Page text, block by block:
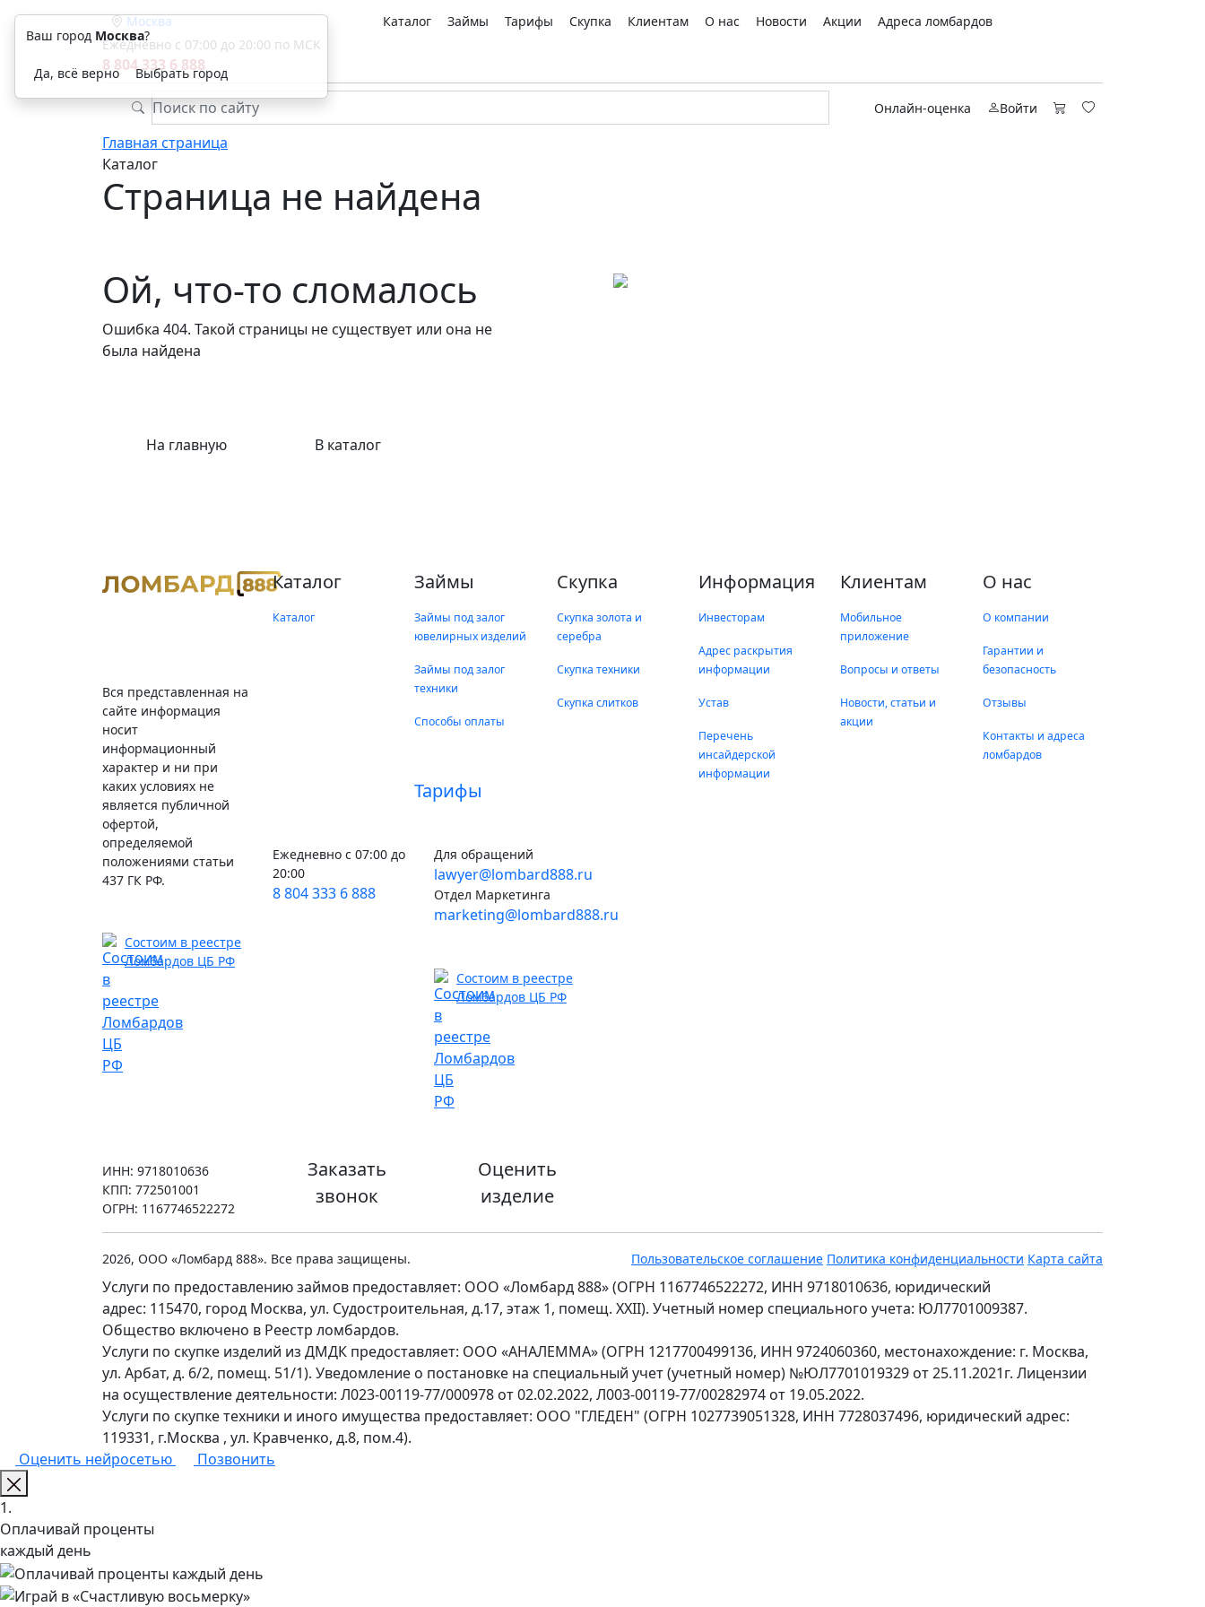
Москва Каталог Займы Тарифы Скупка Клиентам О нас Новости Акции
Адреса ломбардов
Ежедневно с 07:00 до 20:00 по МСК
8 804 333 6 888
Онлайн-оценка Войти
Главная страница
Каталог
Страница не найдена
Ой, что-то сломалось
Ошибка 404. Такой страницы не существует или она не
была найдена
На главную В каталог
Вся представленная на
сайте информация
носит
информационный
характер и ни при
каких условиях не
является публичной
офертой,
определяемой
положениями статьи
437 ГК РФ.
Состоим в реестре
Ломбардов ЦБ РФ
ИНН: 9718010636
КПП: 772501001
ОГРН: 1167746522272
Каталог
Каталог
Займы
Займы под залог
ювелирных изделий
Займы под залог
техники
Способы оплаты
Тарифы
Скупка
Скупка золота и
серебра
Скупка техники
Скупка слитков
Информация
Инвесторам
Адрес раскрытия
информации
Устав
Перечень
инсайдерской
информации
Клиентам
Мобильное
приложение
Вопросы и ответы
Новости, статьи и
акции
О нас
О компании
Гарантии и
безопасность
Отзывы
Контакты и адреса
ломбардов
Ежедневно с 07:00 до
20:00
8 804 333 6 888
Для обращений
lawyer@lombard888.ru
Отдел Маркетинга
marketing@lombard888.ru
Состоим в реестре
Ломбардов ЦБ РФ
Заказать
звонок
Оценить
изделие
2026, ООО «Ломбард 888». Все права защищены. Пользовательское соглашение Политика конфиденциальности Карта сайта
Услуги по предоставлению займов предоставляет: ООО «Ломбард 888» (ОГРН 1167746522272, ИНН 9718010636, юридический
адрес: 115470, город Москва, ул. Судостроительная, д.17, этаж 1, помещ. XXII). Учетный номер специального учета: ЮЛ7701009387.
Общество включено в Реестр ломбардов.
Услуги по скупке изделий из ДМДК предоставляет: ООО «АНАЛЕММА» (ОГРН 1217700499136, ИНН 9724060360, местонахождение: г. Москва,
ул. Арбат, д. 6/2, помещ. 51/1). Уведомление о постановке на специальный учет (учетный номер) №ЮЛ7701019329 от 25.11.2021г. Лицензии
на осуществление деятельности: Л023-00119-77/000978 от 02.02.2022, Л003-00119-77/00282974 от 19.05.2022.
Услуги по скупке техники и иного имущества предоставляет: ООО "ГЛЕДЕН" (ОГРН 1027739051328, ИНН 7728037496, юридический адрес:
119331, г.Москва , ул. Кравченко, д.8, пом.4).
Оценить нейросетью
Позвонить
Ваш город Москва?
Да, всё верно Выбрать город
1.
Оплачивай проценты
каждый день